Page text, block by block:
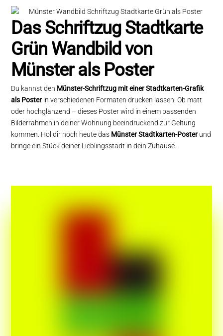
Das Schriftzug Stadtkarte
Grün Wandbild von
Münster als Poster
Du kannst den Münster-Schriftzug mit einer Stadtkarten-Grafik
als Posterin verschiedenen Formaten drucken lassen. Ob matt
oder hochglänzend – dieses Poster wird in einem passenden
Bilderrahmen in deiner Wohnung beeindruckend zur Geltung
kommen. Hol dir noch heute das Münster Stadtkarten-Posterund
bringe ein Stück deiner Lieblingsstadt in dein Zuhause.